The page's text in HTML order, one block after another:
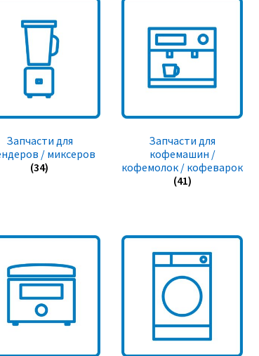
Запчасти для
/ миксеров
(34)
Запчасти для
кофемашин /
кофемолок / кофеварок
(41)